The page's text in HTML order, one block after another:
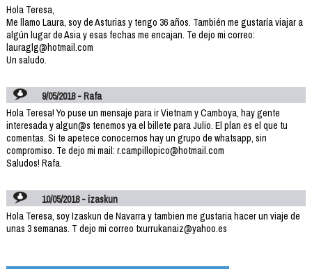
Hola Teresa,
Me llamo Laura, soy de Asturias y tengo 36 años. También me gustaría viajar a
algún lugar de Asia y esas fechas me encajan. Te dejo mi correo:
lauraglg@hotmail.com
Un saludo.
9/05/2018 - Rafa
Hola Teresa! Yo puse un mensaje para ir Vietnam y Camboya, hay gente
interesada y algun@s tenemos ya el billete para Julio. El plan es el que tu
comentas. Si te apetece conocernos hay un grupo de whatsapp, sin
compromiso. Te dejo mi mail: r.campillopico@hotmail.com
Saludos! Rafa.
10/05/2018 - izaskun
Hola Teresa, soy Izaskun de Navarra y tambien me gustaria hacer un viaje de
unas 3 semanas. T dejo mi correo txurrukanaiz@yahoo.es